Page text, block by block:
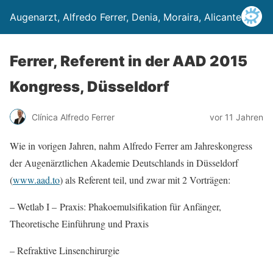
Augenarzt, Alfredo Ferrer, Denia, Moraira, Alicante
Ferrer, Referent in der AAD 2015
Kongress, Düsseldorf
Clínica Alfredo Ferrer vor 11 Jahren
Wie in vorigen Jahren, nahm Alfredo Ferrer am Jahreskongress
der Augenärztlichen Akademie Deutschlands in Düsseldorf
(www.aad.to) als Referent teil, und zwar mit 2 Vorträgen:
– Wetlab I – Praxis: Phakoemulsifikation für Anfänger,
Theoretische Einführung und Praxis
– Refraktive Linsenchirurgie